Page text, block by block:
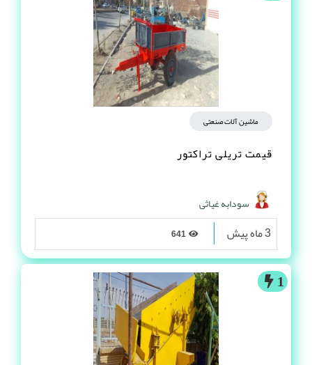
ماشین آلات صنعتی
قیمت تریلی تراکتور
سودابه غیاثی
3 ماه پیش
1